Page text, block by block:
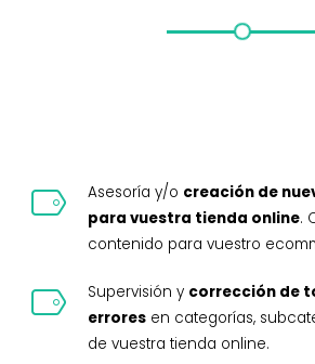
Asesoría y/o creación de
para vuestra tienda online.
contenido para vuestro
Supervisión y corrección de
erroresen categorías,
de vuestra tienda online.